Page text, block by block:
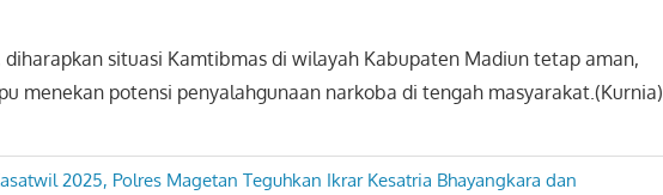
situasi Kamtibmas di wilayah Kabupaten Madiun tetap aman,
menekan potensi penyalahgunaan narkoba di tengah masyarakat.(Kurnia)
2025, Polres Magetan Teguhkan Ikrar Kesatria Bhayangkara dan